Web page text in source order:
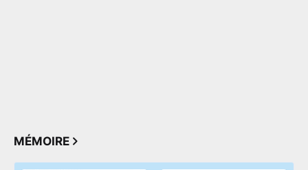
MÉMOIRE